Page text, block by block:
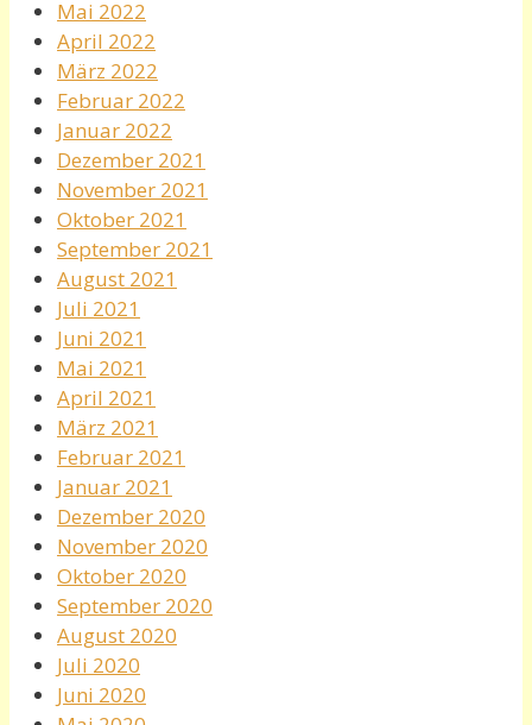
Mai 2022
April 2022
März 2022
Februar 2022
Januar 2022
Dezember 2021
November 2021
Oktober 2021
September 2021
August 2021
Juli 2021
Juni 2021
Mai 2021
April 2021
März 2021
Februar 2021
Januar 2021
Dezember 2020
November 2020
Oktober 2020
September 2020
August 2020
Juli 2020
Juni 2020